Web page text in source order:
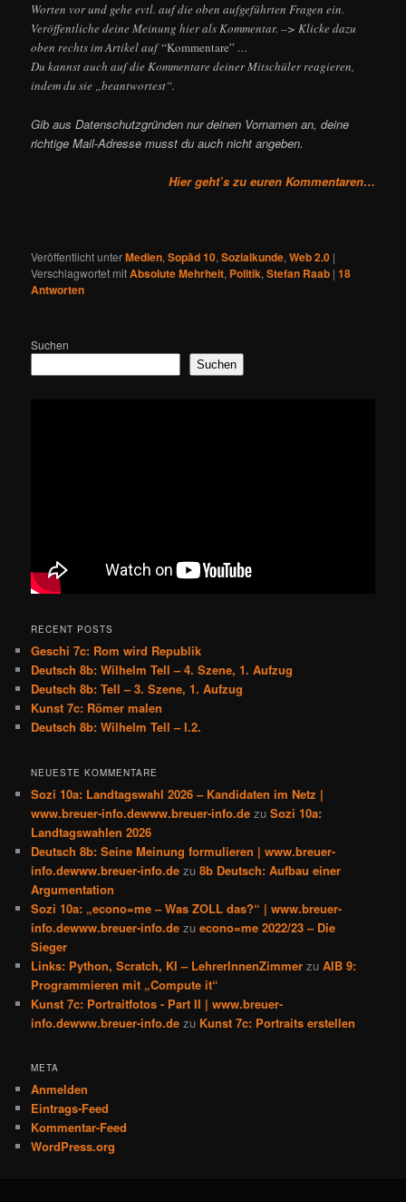
Worten vor und gehe evtl. auf die oben aufgeführten Fragen ein.
Veröffentliche deine Meinung hier als Kommentar. –> Klicke dazu
oben rechts im Artikel auf “Kommentare” …
Du kannst auch auf die Kommentare deiner Mitschüler reagieren,
indem du sie „beantwortest“.
Gib aus Datenschutzgründen nur deinen Vornamen an, deine
richtige Mail-Adresse musst du auch nicht angeben.
Hier geht’s zu euren Kommentaren…
Veröffentlicht unterMedien,Sopäd 10,Sozialkunde,Web 2.0 |
Verschlagwortet mitAbsolute Mehrheit, Politik,Stefan Raab |18
Antworten
Suchen
Suchen
RECENT POSTS
Geschi 7c: Rom wird Republik
Deutsch 8b: Wilhelm Tell – 4. Szene, 1. Aufzug
Deutsch 8b: Tell – 3. Szene, 1. Aufzug
Kunst 7c: Römer malen
Deutsch 8b: Wilhelm Tell – I.2.
NEUESTE KOMMENTARE
Sozi 10a: Landtagswahl 2026 – Kandidaten im Netz |
www.breuer-info.dewww.breuer-info.de zuSozi 10a:
Landtagswahlen 2026
Deutsch 8b: Seine Meinung formulieren | www.breuer-
info.dewww.breuer-info.de zu8b Deutsch: Aufbau einer
Argumentation
Sozi 10a: „econo=me – Was ZOLL das?“ | www.breuer-
info.dewww.breuer-info.de zuecono=me 2022/23 – Die
Sieger
Links: Python, Scratch, KI – LehrerInnenZimmer zuAIB 9:
Programmieren mit „Compute it“
Kunst 7c: Portraitfotos - Part II | www.breuer-
info.dewww.breuer-info.de zu Kunst 7c: Portraits erstellen
META
Anmelden
Eintrags-Feed
Kommentar-Feed
WordPress.org